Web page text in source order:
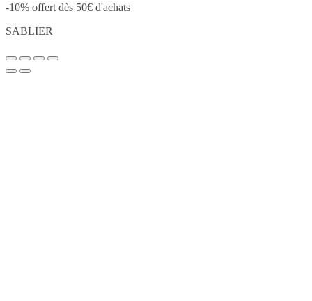
-10% offert dès 50€ d'achats
SABLIER